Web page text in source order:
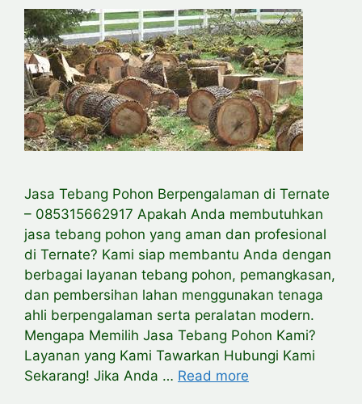
Jasa Tebang Pohon Berpengalaman di Ternate
– 085315662917 Apakah Anda membutuhkan
jasa tebang pohon yang aman dan profesional
di Ternate? Kami siap membantu Anda dengan
berbagai layanan tebang pohon, pemangkasan,
dan pembersihan lahan menggunakan tenaga
ahli berpengalaman serta peralatan modern.
Mengapa Memilih Jasa Tebang Pohon Kami?
Layanan yang Kami Tawarkan Hubungi Kami
Sekarang! Jika Anda … Read more